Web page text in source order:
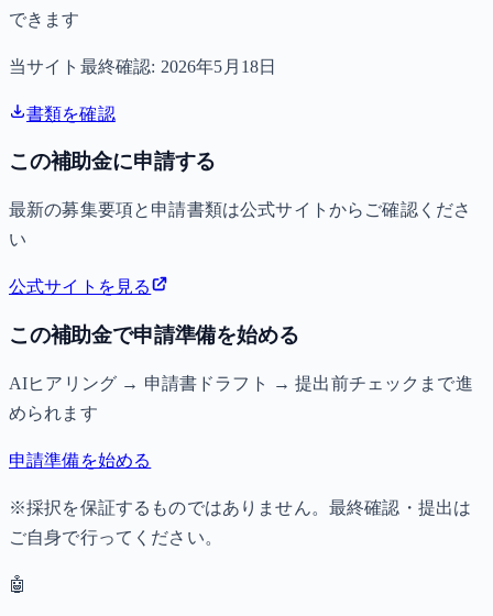
できます
当サイト最終確認: 2026年5月18日
書類を確認
この補助金に申請する
最新の募集要項と申請書類は公式サイトからご確認くださ
い
公式サイトを見る
この補助金で申請準備を始める
AIヒアリング → 申請書ドラフト → 提出前チェックまで進
められます
申請準備を始める
※採択を保証するものではありません。最終確認・提出は
ご自身で行ってください。
🤖